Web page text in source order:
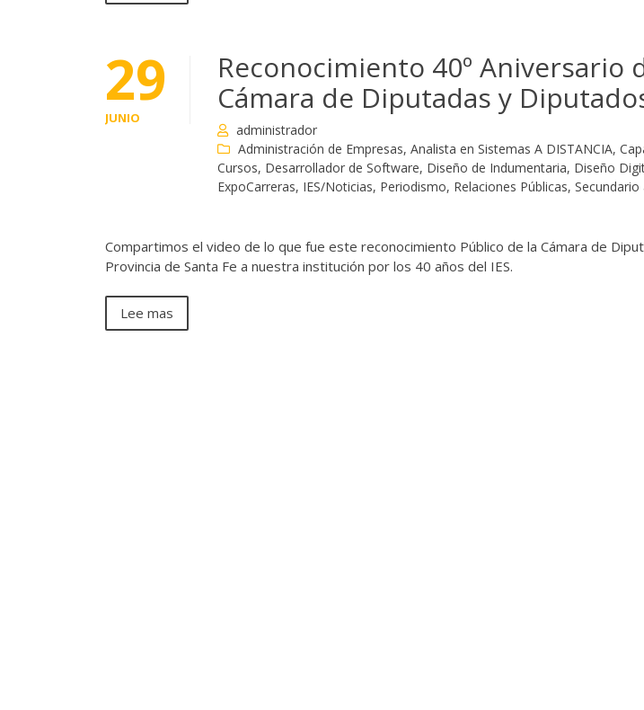
29
JUNIO
Reconocimiento 40º Aniversario
Cámara de Diputadas y
administrador
Administración de Empresas, Analista en Sistemas A DISTANCIA,
Cursos, Desarrollador de Software, Diseño de Indumentaria, Diseño
ExpoCarreras, IES/Noticias, Periodismo, Relaciones Públicas, Secundario
Compartimos el video de lo que fue este reconocimiento Público de la Cámara de
Provincia de Santa Fe a nuestra institución por los 40 años del IES.
Lee mas